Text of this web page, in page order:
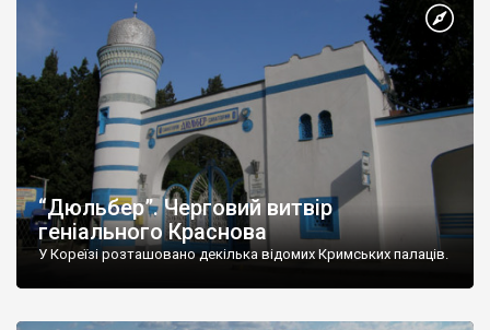
“Дюльбер”. Черговий витвір
геніального Краснова
У Кореїзі розташовано декілька відомих Кримських палаців.